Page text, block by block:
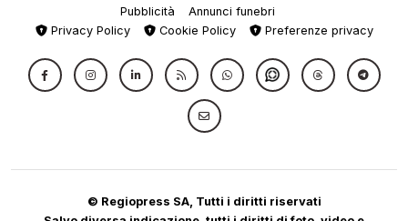
Pubblicità
Annunci funebri
Privacy Policy
Cookie Policy Preferenze privacy
© Regiopress SA, Tutti i diritti riservati